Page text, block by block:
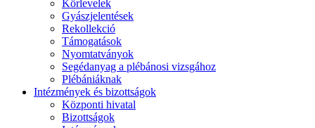
Körlevelek
Gyászjelentések
Rekollekció
Támogatások
Nyomtatványok
Segédanyag a plébánosi vizsgához
Plébániáknak
Intézmények és bizottságok
Központi hivatal
Bizottságok